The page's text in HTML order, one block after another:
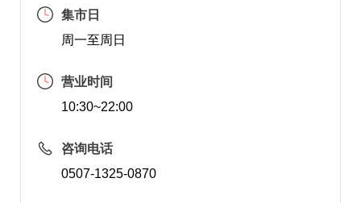
集市日
周一至周日
营业时间
10:30~22:00
咨询电话
0507-1325-0870